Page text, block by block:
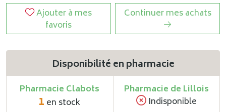
Ajouter à mes
favoris
Continuer mes achats
Disponibilité en pharmacie
Pharmacie Clabots
1 en stock
Pharmacie de Lillois
Indisponible